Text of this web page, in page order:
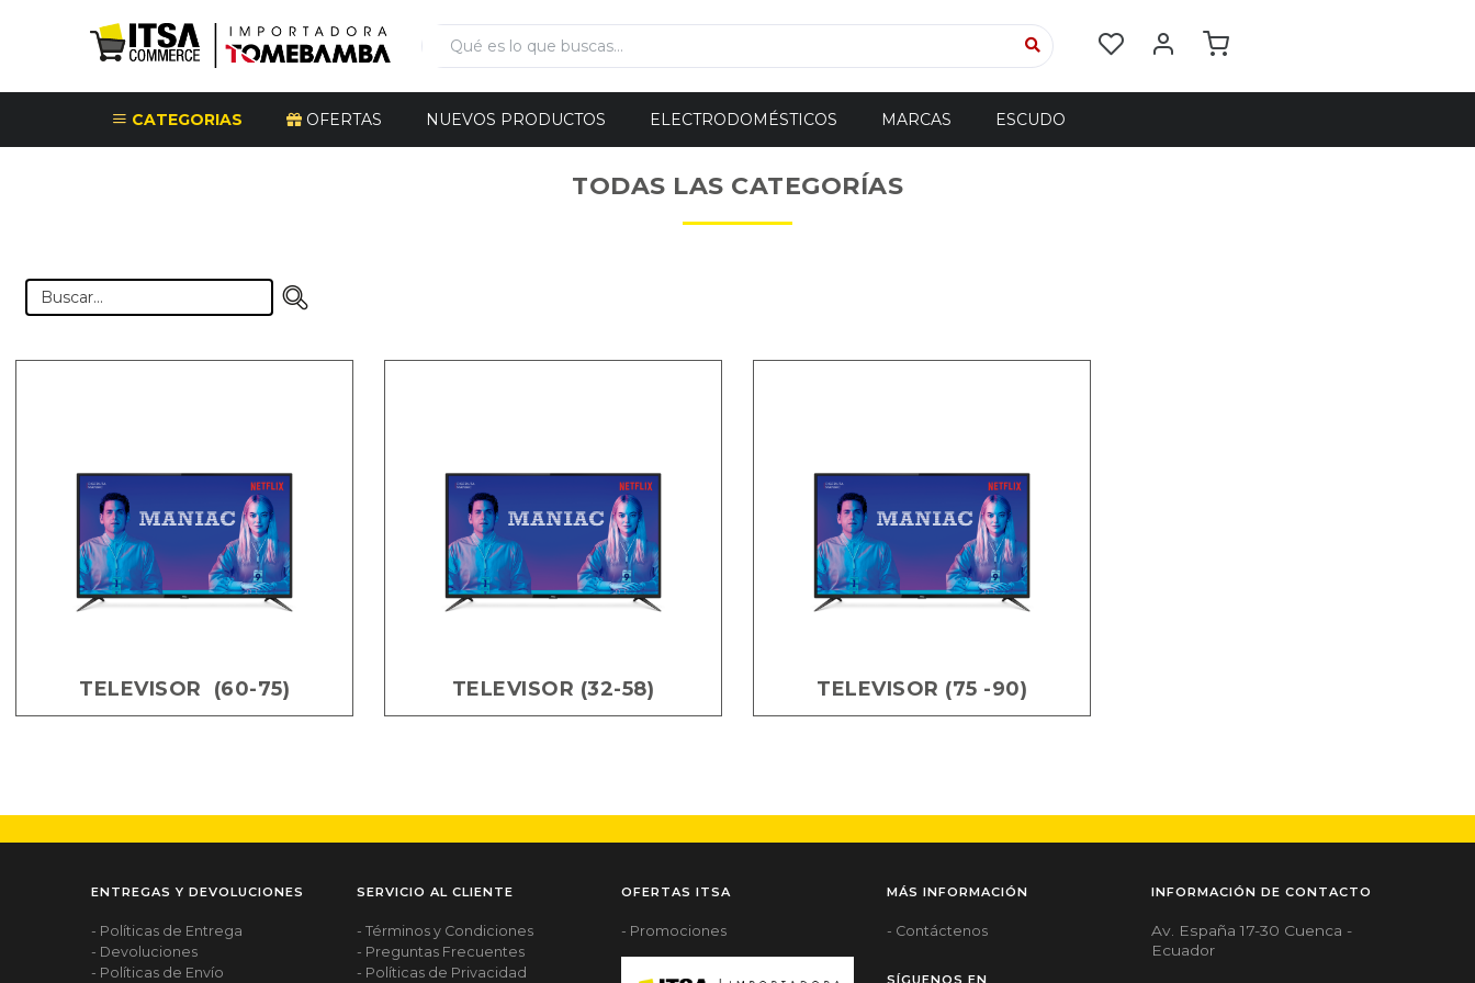
CATEGORIAS OFERTAS NUEVOS PRODUCTOS ELECTRODOMÉSTICOS MARCAS ESCUDO
TODAS LAS CATEGORÍAS
TELEVISOR (60-75) TELEVISOR (32-58) TELEVISOR (75 -90)
ENTREGAS Y DEVOLUCIONES
- Políticas de Entrega
- Devoluciones
- Políticas de Envío
SERVICIO AL CLIENTE
- Términos y Condiciones
- Preguntas Frecuentes
- Políticas de Privacidad
OFERTAS ITSA
- Promociones
MÁS INFORMACIÓN
- Contáctenos
SÍGUENOS EN
INFORMACIÓN DE CONTACTO
Av. España 17-30 Cuenca -
Ecuador